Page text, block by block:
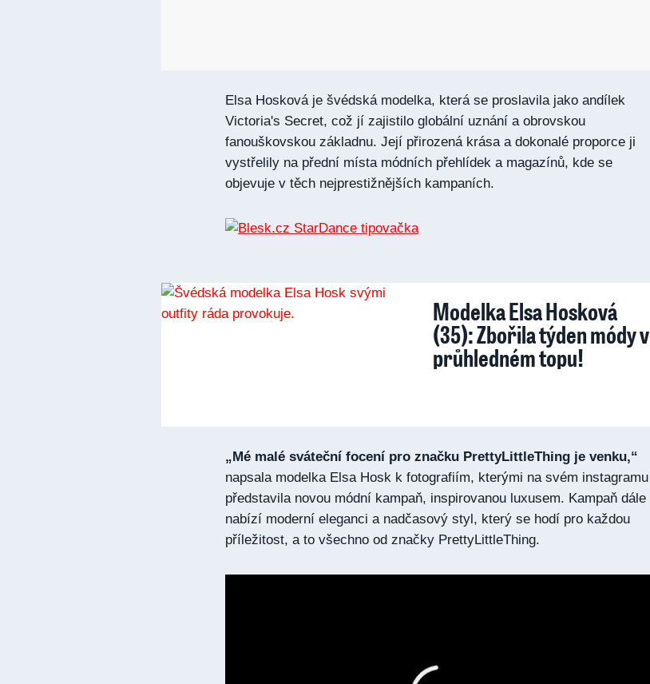
Elsa Hosková je švédská modelka, která se proslavila jako andílek
Victoria's Secret, což jí zajistilo globální uznání a obrovskou
fanouškovskou základnu. Její přirozená krása a dokonalé proporce ji
vystřelily na přední místa módních přehlídek a magazínů, kde se
objevuje v těch nejprestižnějších kampaních.
Modelka Elsa Hosková
(35): Zbořila týden módy v
průhledném topu!
„Mé malé sváteční focení pro značku PrettyLittleThing je venku,“
napsala modelka Elsa Hosk k fotografiím, kterými na svém instagramu
představila novou módní kampaň, inspirovanou luxusem. Kampaň dále
nabízí moderní eleganci a nadčasový styl, který se hodí pro každou
příležitost, a to všechno od značky PrettyLittleThing.